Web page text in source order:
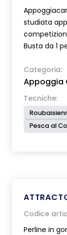
studiata
Busta da 1
Categoria:
Appoggia
Tecniche:
Pesca al
Codice
Perline in